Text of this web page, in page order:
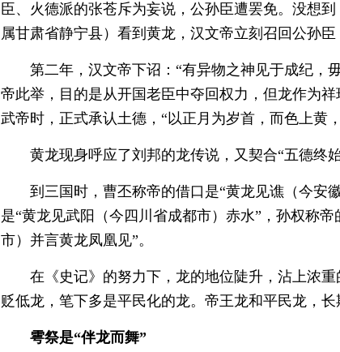
臣、火德派的张苍斥为妄说，公孙臣遭罢免。没想
属甘肃省静宁县）看到黄龙，汉文帝立刻召回公孙臣
第二年，汉文帝下诏：“有异物之神见于成纪，
帝此举，目的是从开国老臣中夺回权力，但龙作为
武帝时，正式承认土德，“以正月为岁首，而色上黄
黄龙现身呼应了刘邦的龙传说，又契合“五德终始
到三国时，曹丕称帝的借口是“黄龙见谯（今安
是“黄龙见武阳（今四川省成都市）赤水”，孙权称
市）并言黄龙凤凰见”。
在《史记》的努力下，龙的地位陡升，沾上浓
贬低龙，笔下多是平民化的龙。帝王龙和平民龙，长
雩祭是“伴龙而舞”